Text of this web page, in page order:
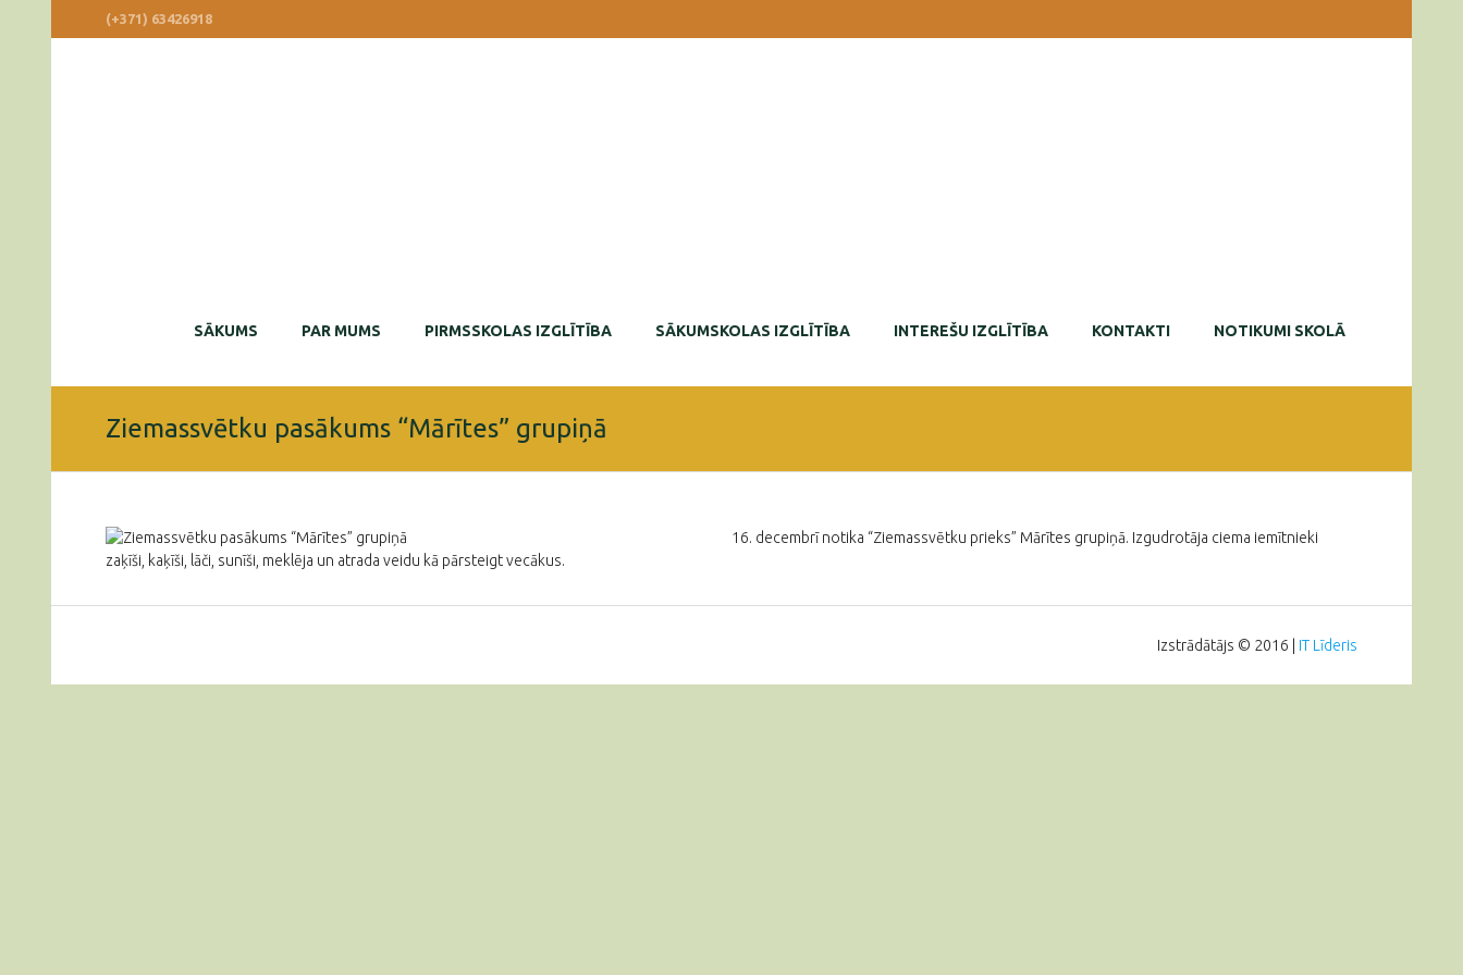
(+371) 63426918
SĀKUMS PAR MUMS PIRMSSKOLAS IZGLĪTĪBA SĀKUMSKOLAS IZGLĪTĪBA INTEREŠU IZGLĪTĪBA KONTAKTI NOTIKUMI SKOLĀ
Ziemassvētku pasākums “Mārītes” grupiņā
16. decembrī notika “Ziemassvētku prieks” Mārītes grupiņā. Izgudrotāja ciema iemītnieki
zaķīši, kaķīši, lāči, sunīši, meklēja un atrada veidu kā pārsteigt vecākus.
Izstrādātājs © 2016 | IT Līderis